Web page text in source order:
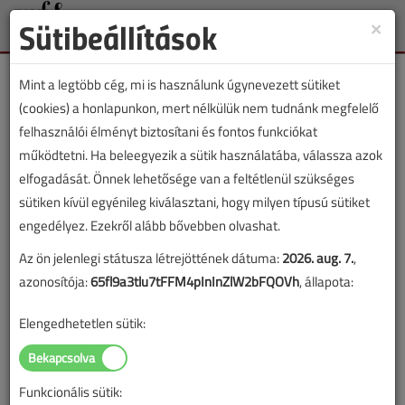
Toggle
Lapszám:
TARTALOM
HKL Szakmakörnyezet
Mennyi az annyi?
Néhány szó a teljesítményadatokról
2020/3. lapszám
×
Sütibeállítások
Mint a legtöbb cég, mi is használunk úgynevezett sütiket
(cookies) a honlapunkon, mert nélkülük nem tudnánk megfelelő
felhasználói élményt biztosítani és fontos funkciókat
működtetni. Ha beleegyezik a sütik használatába, válassza azok
elfogadását. Önnek lehetősége van a feltétlenül szükséges
sütiken kívül egyénileg kiválasztani, hogy milyen típusú sütiket
engedélyez. Ezekről alább bővebben olvashat.
Az ön jelenlegi státusza létrejöttének dátuma:2026. aug. 7.,
azonosítója:65fl9a3tlu7tFFM4pInInZlW2bFQOVh, állapota:
Elengedhetetlen sütik:
Funkcionális sütik: